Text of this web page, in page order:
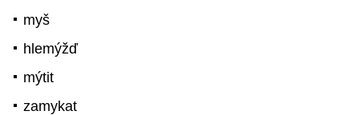
myš
hlemýžď
mýtit
zamykat